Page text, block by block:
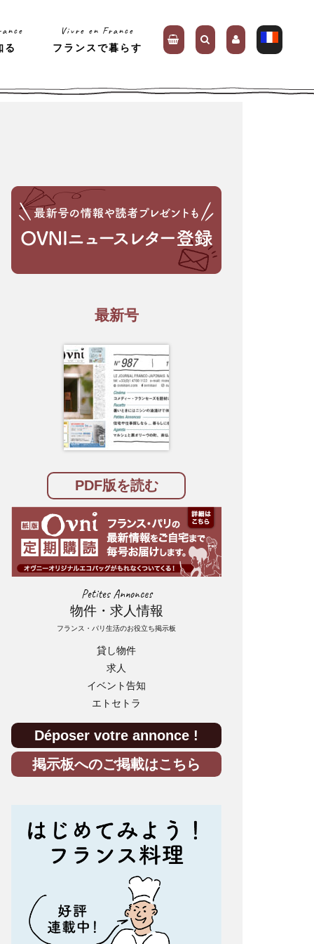
る
Vivre en France
フランスで暮らす
最新号
PDF版を読む
Petites Annonces
物件・求人情報
フランス・パリ生活のお役立ち掲示板
貸し物件
求人
イベント告知
エトセトラ
Déposer votre annonce !
掲示板へのご掲載はこちら